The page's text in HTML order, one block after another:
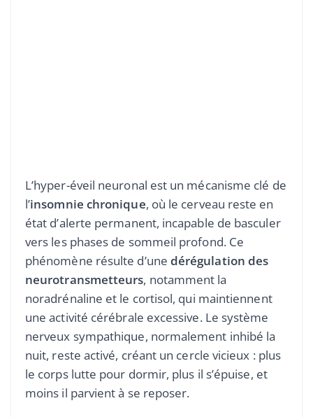
L’hyper-éveil neuronal est un mécanisme clé de
l’insomnie chronique, où le cerveau reste en
état d’alerte permanent, incapable de basculer
vers les phases de sommeil profond. Ce
phénomène résulte d’une dérégulation des
neurotransmetteurs, notamment la
noradrénaline et le cortisol, qui maintiennent
une activité cérébrale excessive. Le système
nerveux sympathique, normalement inhibé la
nuit, reste activé, créant un cercle vicieux : plus
le corps lutte pour dormir, plus il s’épuise, et
moins il parvient à se reposer.